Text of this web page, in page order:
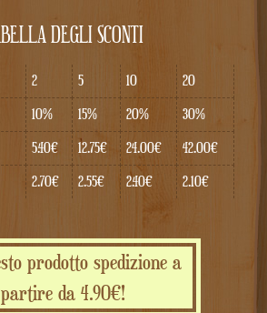
DEGLI SCONTI
2 5 10
20
10% 15% 20%
30%
5.40€ 12.75€ 24.00€
42.00€
2.70€ 2.55€ 2.40€ 2.10€
prodotto spedizione a
partire da 4.90€!